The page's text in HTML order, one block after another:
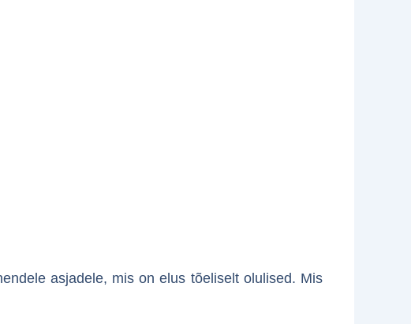
asjadele, mis on elus tõeliselt olulised. Mis